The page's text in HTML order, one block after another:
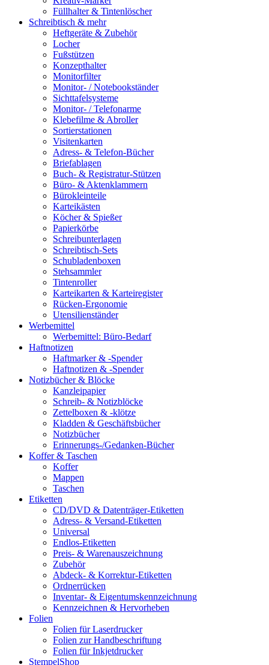
Füllhalter & Tintenlöscher
Schreibtisch & mehr
Heftgeräte & Zubehör
Locher
Fußstützen
Konzepthalter
Monitorfilter
Monitor- / Notebookständer
Sichttafelsysteme
Monitor- / Telefonarme
Klebefilme & Abroller
Sortierstationen
Visitenkarten
Adress- & Telefon-Bücher
Briefablagen
Buch- & Registratur-Stützen
Büro- & Aktenklammern
Bürokleinteile
Karteikästen
Köcher & Spießer
Papierkörbe
Schreibunterlagen
Schreibtisch-Sets
Schubladenboxen
Stehsammler
Tintenroller
Karteikarten & Karteiregister
Rücken-Ergonomie
Utensilienständer
Werbemittel
Werbemittel: Büro-Bedarf
Haftnotizen
Haftmarker & -Spender
Haftnotizen & -Spender
Notizbücher & Blöcke
Kanzleipapier
Schreib- & Notizblöcke
Zettelboxen & -klötze
Kladden & Geschäftsbücher
Notizbücher
Erinnerungs-/Gedanken-Bücher
Koffer & Taschen
Koffer
Mappen
Taschen
Etiketten
CD/DVD & Datenträger-Etiketten
Adress- & Versand-Etiketten
Universal
Endlos-Etiketten
Preis- & Warenauszeichnung
Zubehör
Abdeck- & Korrektur-Etiketten
Ordnerrücken
Inventar- & Eigentumskennzeichnung
Kennzeichnen & Hervorheben
Folien
Folien für Laserdrucker
Folien zur Handbeschriftung
Folien für Inkjetdrucker
StempelShop